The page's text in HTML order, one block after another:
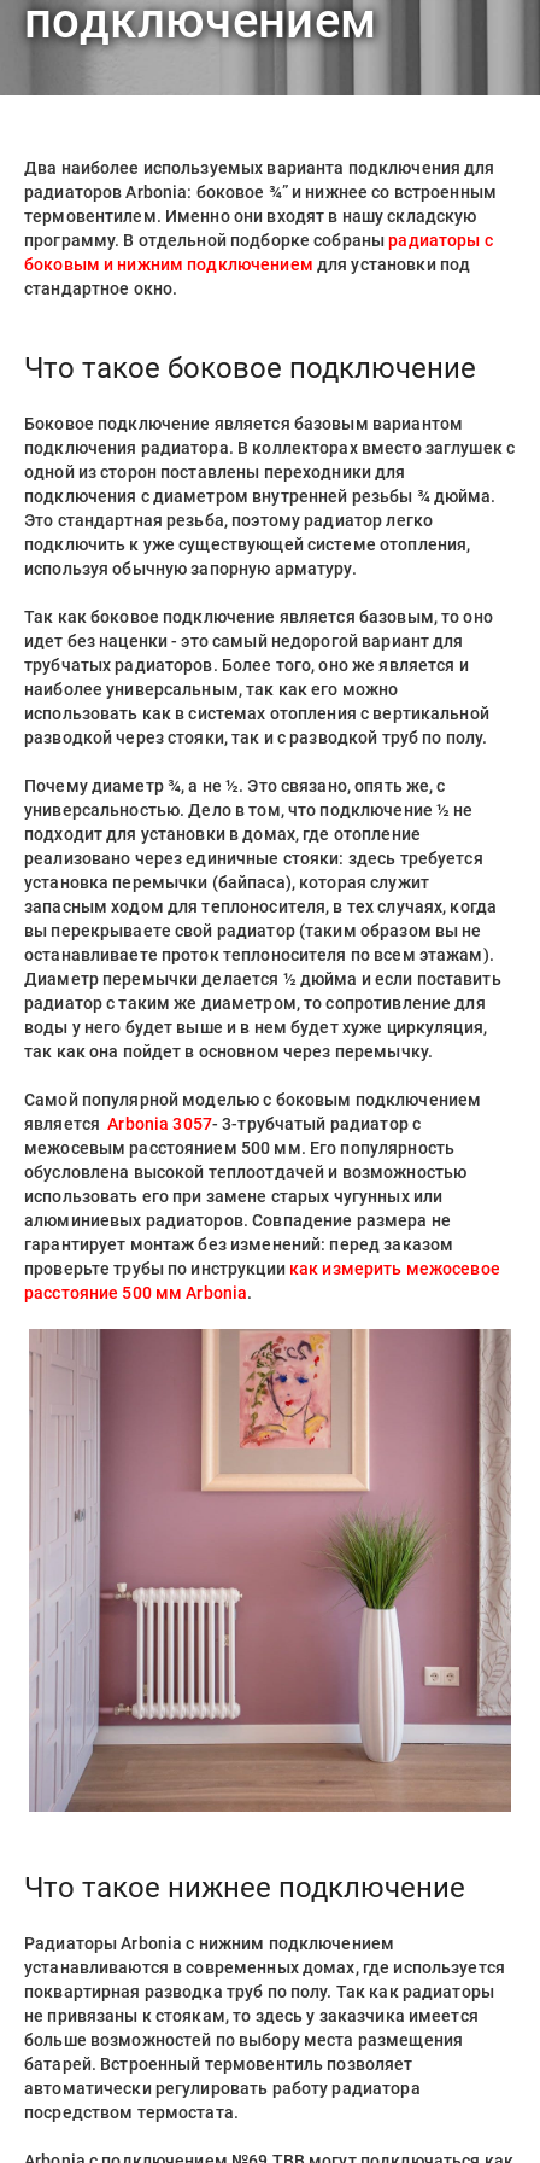
подключением
Два наиболее используемых варианта подключения для
радиаторов Arbonia: боковое ¾” и нижнее со встроенным
термовентилем. Именно они входят в нашу складскую
программу. В отдельной подборке собранырадиаторы с
боковым и нижним подключением для установки под
стандартное окно.
Что такое боковое подключение
Боковое подключение является базовым вариантом
подключения радиатора. В коллекторах вместо заглушек с
одной из сторон поставлены переходники для
подключения с диаметром внутренней резьбы ¾ дюйма.
Это стандартная резьба, поэтому радиатор легко
подключить к уже существующей системе отопления,
используя обычную запорную арматуру.
Так как боковое подключение является базовым, то оно
идет без наценки - это самый недорогой вариант для
трубчатых радиаторов. Более того, оно же является и
наиболее универсальным, так как его можно
использовать как в системах отопления с вертикальной
разводкой через стояки, так и с разводкой труб по полу.
Почему диаметр ¾, а не ½. Это связано, опять же, с
универсальностью. Дело в том, что подключение ½ не
подходит для установки в домах, где отопление
реализовано через единичные стояки: здесь требуется
установка перемычки (байпаса), которая служит
запасным ходом для теплоносителя, в тех случаях, когда
вы перекрываете свой радиатор (таким образом вы не
останавливаете проток теплоносителя по всем этажам).
Диаметр перемычки делается ½ дюйма и если поставить
радиатор с таким же диаметром, то сопротивление для
воды у него будет выше и в нем будет хуже циркуляция,
так как она пойдет в основном через перемычку.
Самой популярной моделью с боковым подключением
являетсяArbonia 3057- 3-трубчатый радиатор с
межосевым расстоянием 500 мм. Его популярность
обусловлена высокой теплоотдачей и возможностью
использовать его при замене старых чугунных или
алюминиевых радиаторов. Совпадение размера не
гарантирует монтаж без изменений: перед заказом
проверьте трубы по инструкции как измерить межосевое
расстояние 500 мм Arbonia.
Что такое нижнее подключение
Радиаторы Arbonia с нижним подключением
устанавливаются в современных домах, где используется
поквартирная разводка труб по полу. Так как радиаторы
не привязаны к стоякам, то здесь у заказчика имеется
больше возможностей по выбору места размещения
батарей. Встроенный термовентиль позволяет
автоматически регулировать работу радиатора
посредством термостата.